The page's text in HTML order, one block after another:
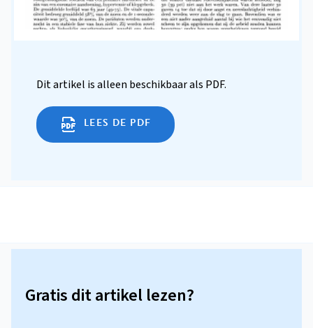
Dit artikel is alleen beschikbaar als PDF.
LEES DE PDF
Gratis dit artikel lezen?